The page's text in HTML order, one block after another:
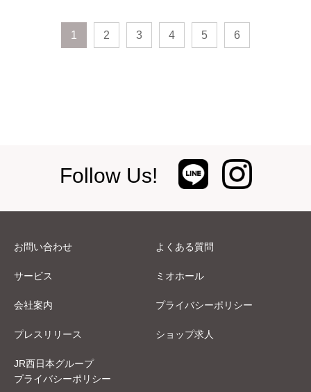
1 2 3 4 5 6
Follow Us!
お問い合わせ よくある質問
サービス ミオホール
会社案内 プライバシーポリシー
プレスリリース ショップ求人
JR西日本グループ
プライバシーポリシー